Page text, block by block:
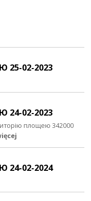
02-2023
02-2023
площею 342000
02-2024